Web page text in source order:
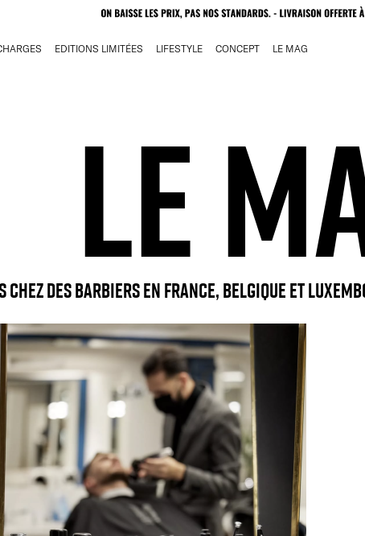
EDITIONS LIMITÉES LIFESTYLE CONCEPT LE MAG
LE
des barbiers en France, Belgique et